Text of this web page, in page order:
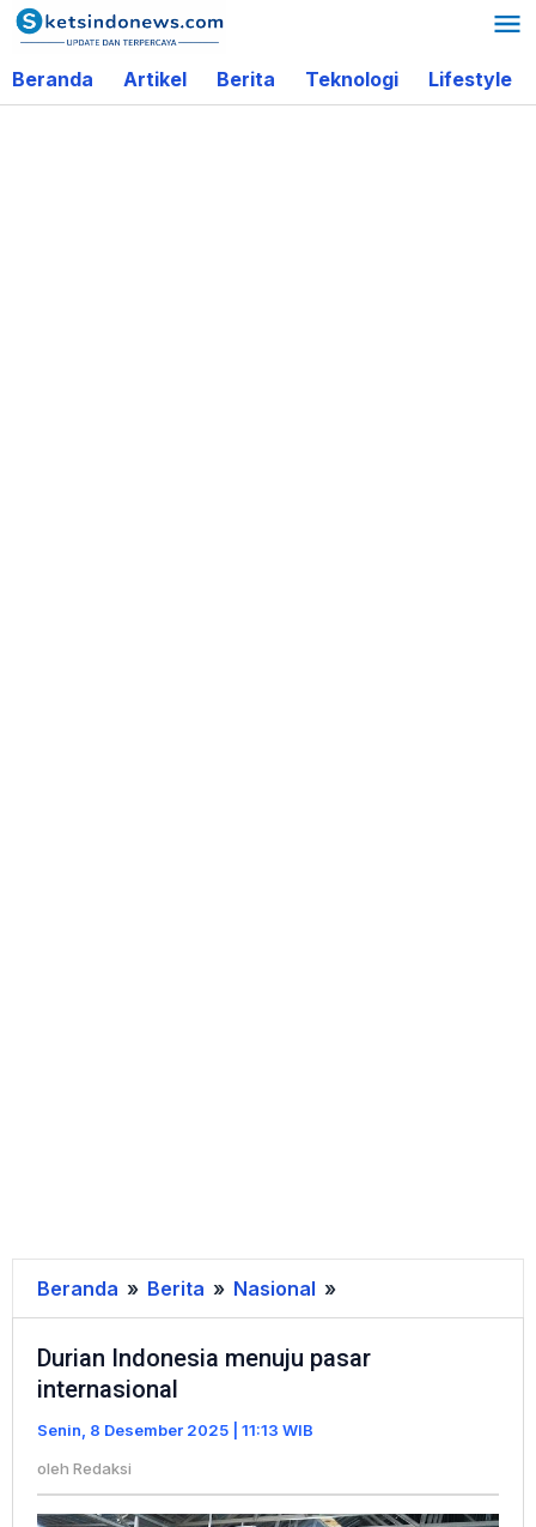
Lewati
ke
konten
Beranda Artikel Berita Teknologi Lifestyle
Beranda » Berita » Nasional »
Indonesia
menuju
Durian Indonesia menuju pasar
internasional
Senin, 8 Desember 2025 | 11:13 WIB
oleh Redaksi